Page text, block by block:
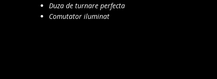
Duza de turnare perfecta
Comutator iluminat